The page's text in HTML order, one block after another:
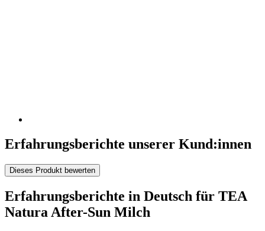
Erfahrungsberichte unserer Kund:innen
Dieses Produkt bewerten
Erfahrungsberichte in Deutsch für TEA
Natura After-Sun Milch